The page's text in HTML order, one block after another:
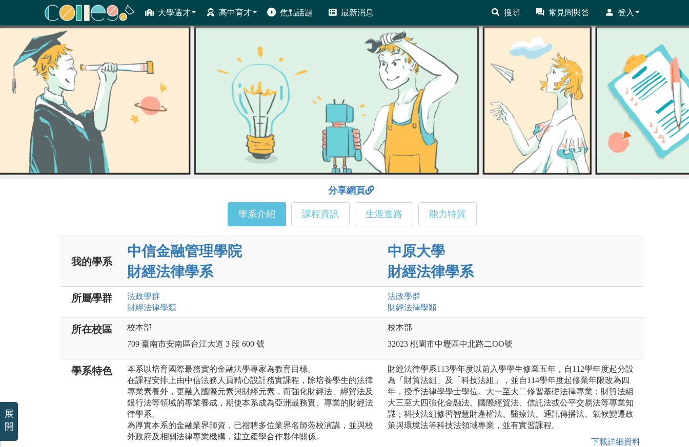
大學選才 高中育才 焦點話題 最新消息 搜尋 常見問與答 登入
ColleGo! 大學選才與高中育才輔助系統
分享網頁
學系介紹 課程資訊 生涯進路 能力特質
我的學系
中信金融管理學院
財經法律學系
中原大學
財經法律學系
所屬學群 法政學群
財經法律學類
法政學群
財經法律學類
所在校區
校本部
709 臺南市安南區台江大道 3 段 600 號
校本部
32023 桃園市中壢區中北路二OO號
學系特色
本系以培育國際最務實的金融法學專家為教育目標。
在課程安排上由中信法務人員精心設計務實課程，除培養學生的法律
專業素養外，更融入國際元素與財經元素，而強化財經法、經貿法及
銀行法等領域的專業養成，期使本系成為亞洲最務實、專業的財經法
律學系。
為厚實本系的金融業界師資，已禮聘多位業界名師蒞校演講，並與校
外政府及相關法律專業機構，建立產學合作夥伴關係。
財經法律學系113學年度以前入學學生修業五年，自112學年度起分設
為「財貿法組」及「科技法組」，並自114學年度起修業年限改為四
年，授予法律學學士學位。大一至大二修習基礎法律專業；財貿法組
大三至大四強化金融法、國際經貿法、信託法或公平交易法等專業知
識；科技法組修習智慧財產權法、醫療法、通訊傳播法、氣候變遷政
策與環境法等科技法領域專業，並有實習課程。
下載詳細資料
展
開